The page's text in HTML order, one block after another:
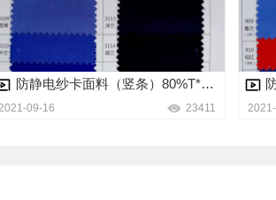
防静电纱卡面料（竖条）80%T*20%C 235克面料
09-16 23411